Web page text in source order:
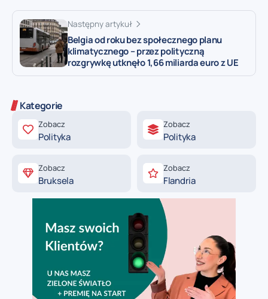
Następny artykuł
Belgia od roku bez społecznego planu
klimatycznego – przez polityczną
rozgrywkę utknęło 1,66 miliarda euro z UE
Kategorie
Zobacz
Polityka
Zobacz
Polityka
Zobacz
Bruksela
Zobacz
Flandria